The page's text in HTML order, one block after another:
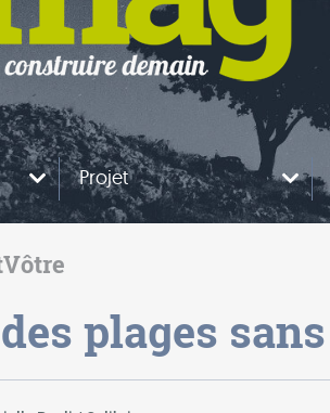
Projet
plages